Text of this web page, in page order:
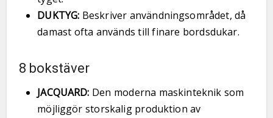
DUKTYG: Beskriver användningsområdet, då
damast ofta används till finare bordsdukar.
8 bokstäver
JACQUARD: Den moderna maskinteknik som
möjliggör storskalig produktion av